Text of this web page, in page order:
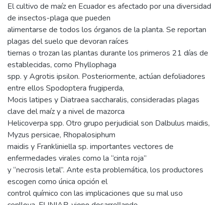
El cultivo de maíz en Ecuador es afectado por una diversidad
de insectos-plaga que pueden
alimentarse de todos los órganos de la planta. Se reportan
plagas del suelo que devoran raíces
tiernas o trozan las plantas durante los primeros 21 días de
establecidas, como Phyllophaga
spp. y Agrotis ipsilon. Posteriormente, actúan defoliadores
entre ellos Spodoptera frugiperda,
Mocis latipes y Diatraea saccharalis, consideradas plagas
clave del maíz y a nivel de mazorca
Helicoverpa spp. Otro grupo perjudicial son Dalbulus maidis,
Myzus persicae, Rhopalosiphum
maidis y Frankliniella sp. importantes vectores de
enfermedades virales como la “cinta roja”
y “necrosis letal”. Ante esta problemática, los productores
escogen como única opción el
control químico con las implicaciones que su mal uso